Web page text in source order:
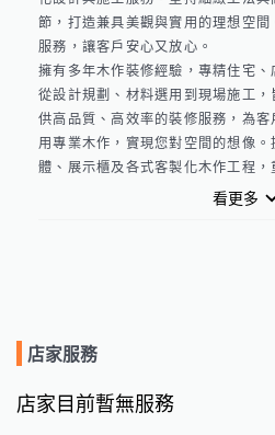
節，打造兼具美觀與實用的理想空
服務，讓客戶安心又放心。
擁有多年木作裝修經驗，專精住宅、
從設計規劃、材料選用到現場施工
供高品質、高效率的裝修服務，為客
用專業木作，實現您對空間的想像
體、展示櫃及各式客製化木作工程
務，以合理價格打造兼具質感與實用
看更多
店家服務
店家目前暫無服務